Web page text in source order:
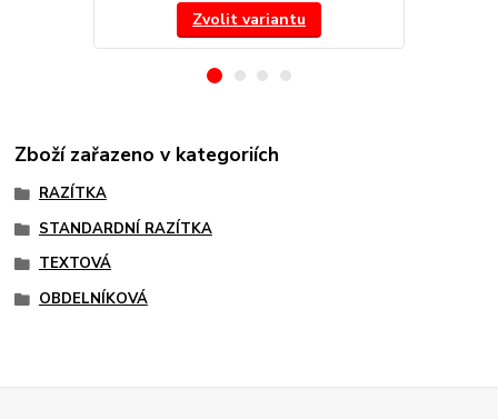
Zvolit variantu
Zboží zařazeno v kategoriích
RAZÍTKA
STANDARDNÍ RAZÍTKA
TEXTOVÁ
OBDELNÍKOVÁ